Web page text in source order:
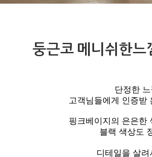
둥근코 메니쉬한
단정한
고객님들에게 인증받
핑크베이지의 은은한
블랙 색상도
디테일을 살려